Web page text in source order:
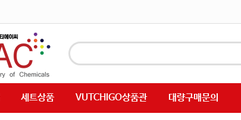
세트상품 VUTCHIGO상품관 대량구매문의